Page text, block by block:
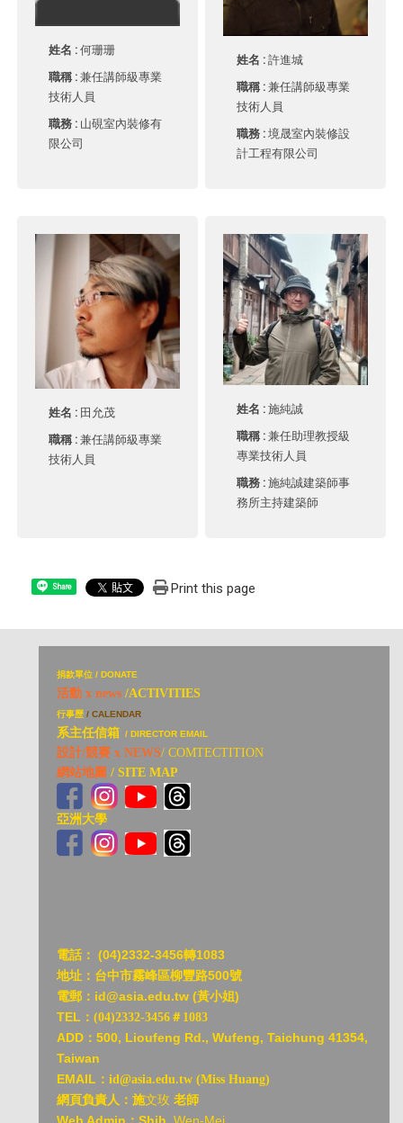
姓名 :何珊珊
職稱 :兼任講師級專業
技術人員
職務 : 山硯室內裝修有
限公司
姓名 :許進城
職稱 :兼任講師級專業
技術人員
職務 :境晟室內裝修設
計工程有限公司
姓名 : 田允茂
職稱 :兼任講師級專業
技術人員
姓名 :施純誠
職稱 :兼任助理教授級
專業技術人員
職務 :施純誠建築師事
務所主持建築師
Share Print this page
捐款單位 / DONATE
活動 x news /ACTIVITIES
行事歷 / CALENDAR
系主任信箱 / DIRECTOR EMAIL
設計/競賽 x NEWS/ COMTECTITION
網站地圖 / SITE MAP
亞洲大學
電話： (04)2332-3456轉1083
地址：台中市霧峰區柳豐路500號
電郵：id@asia.edu.tw (黃小姐)
TEL： (04)2332-3456＃1083
ADD： 500, Lioufeng Rd., Wufeng, Taichung 41354,
Taiwan
EMAIL： id@asia.edu.tw (Miss Huang)
網頁負責人：施文玫 老師